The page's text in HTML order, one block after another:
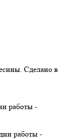
Сделано в
работы -
работы -